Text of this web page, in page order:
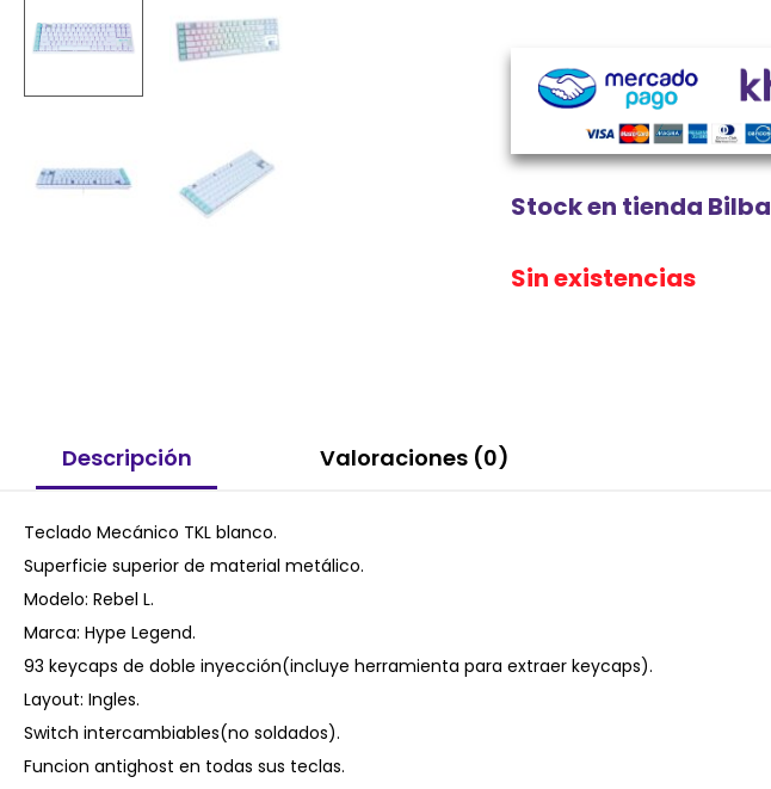
Stock en tienda
Sin existencias
Descripción Valoraciones (0)
Teclado Mecánico TKL blanco.
Superficie superior de material metálico.
Modelo: Rebel L.
Marca: Hype Legend.
93 keycaps de doble inyección(incluye herramienta para extraer keycaps).
Layout: Ingles.
Switch intercambiables(no soldados).
Funcion antighost en todas sus teclas.